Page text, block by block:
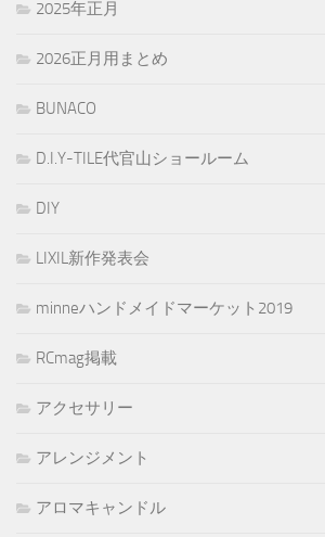
2025年正月
2026正月用まとめ
BUNACO
D.I.Y-TILE代官山ショールーム
DIY
LIXIL新作発表会
minneハンドメイドマーケット2019
RCmag掲載
アクセサリー
アレンジメント
アロマキャンドル